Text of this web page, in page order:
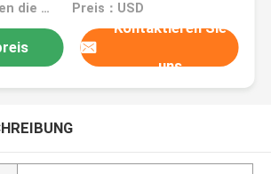
MOQ：Wir können die flüssigen und lyophilisierten Ausrüstungen produzieren Preis：USD
Kontaktieren Sie
uns